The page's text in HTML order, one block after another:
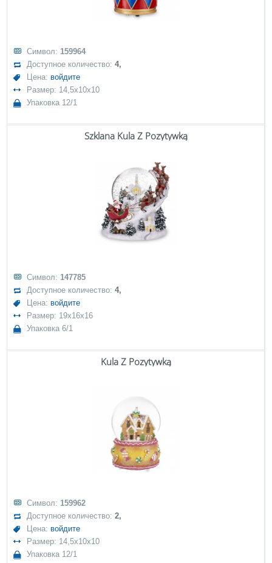
Символ: 159964
Доступное количество:4,
Цена: войдите
Размер: 14,5x10x10
Упаковка 12/1
Szklana Kula Z Pozytywką
Символ: 147785
Доступное количество:4,
Цена: войдите
Размер: 19x16x16
Упаковка 6/1
Kula Z Pozytywką
Символ: 159962
Доступное количество:2,
Цена: войдите
Размер: 14,5x10x10
Упаковка 12/1